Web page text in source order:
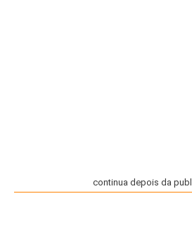
continua depois da